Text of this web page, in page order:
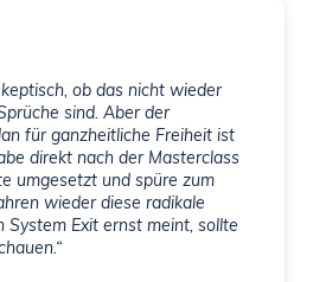
ob das nicht wieder
sind. Aber der
für ganzheitliche Freiheit ist
direkt nach der Masterclass
umgesetzt und spüre zum
wieder diese radikale
System Exit ernst meint, sollte